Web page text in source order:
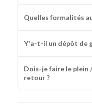
Quelles formalités
Y'a-t-il un dépôt de
Dois-je faire le plein
retour ?